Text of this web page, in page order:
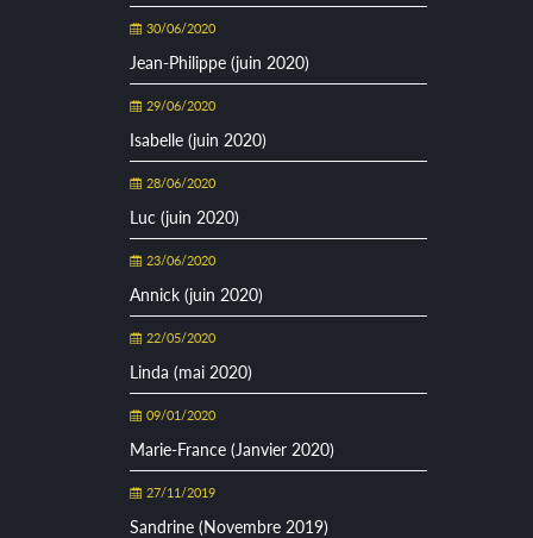
30/06/2020
Jean-Philippe (juin 2020)
29/06/2020
Isabelle (juin 2020)
28/06/2020
Luc (juin 2020)
23/06/2020
Annick (juin 2020)
22/05/2020
Linda (mai 2020)
09/01/2020
Marie-France (Janvier 2020)
27/11/2019
Sandrine (Novembre 2019)